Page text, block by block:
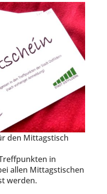
den Mittagstisch
in
allen Mittagstischen
werden.